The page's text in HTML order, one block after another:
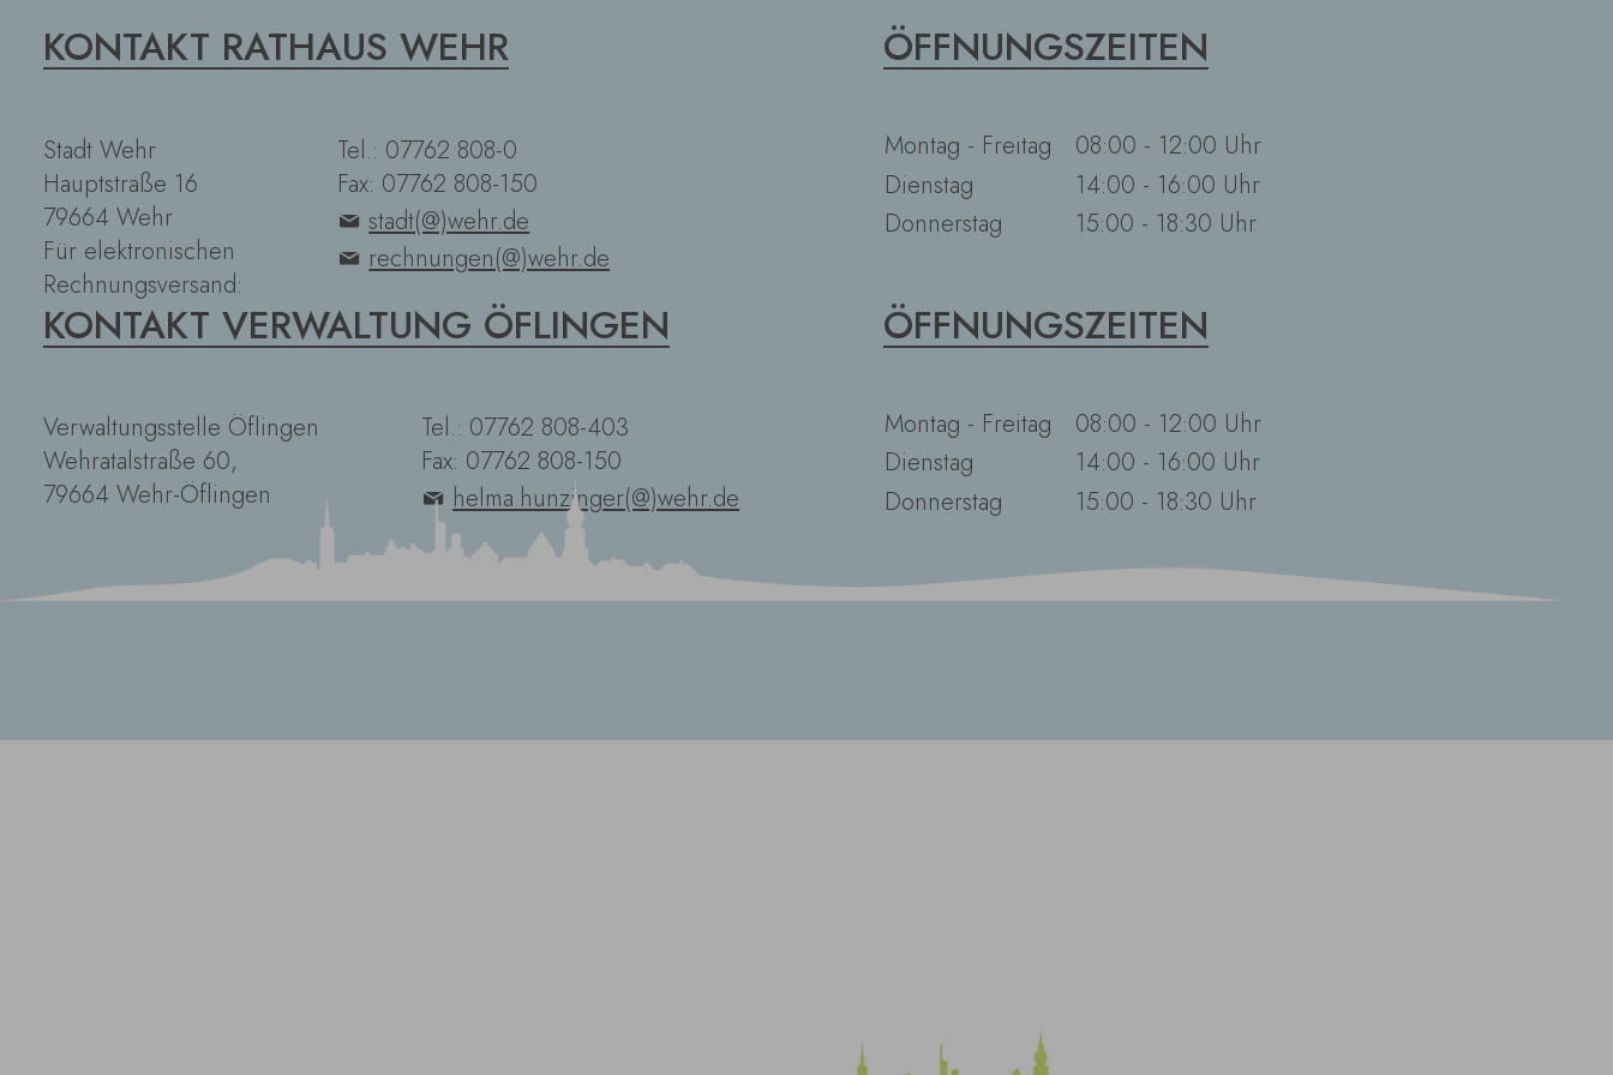
KONTAKT RATHAUS WEHR
Stadt Wehr
Hauptstraße 16
79664 Wehr
Für elektronischen
Rechnungsversand:
Tel.: 07762 808-0
Fax: 07762 808-150
stadt(@)wehr.de
rechnungen(@)wehr.de
ÖFFNUNGSZEITEN
Montag - Freitag
Dienstag
Donnerstag
08:00 - 12:00 Uhr
14:00 - 16:00 Uhr
15:00 - 18:30 Uhr
KONTAKT VERWALTUNG ÖFLINGEN
Verwaltungsstelle Öflingen
Wehratalstraße 60,
79664 Wehr-Öflingen
Tel.: 07762 808-403
Fax: 07762 808-150
helma.hunzinger(@)wehr.de
ÖFFNUNGSZEITEN
Montag - Freitag
Dienstag
Donnerstag
08:00 - 12:00 Uhr
14:00 - 16:00 Uhr
15:00 - 18:30 Uhr